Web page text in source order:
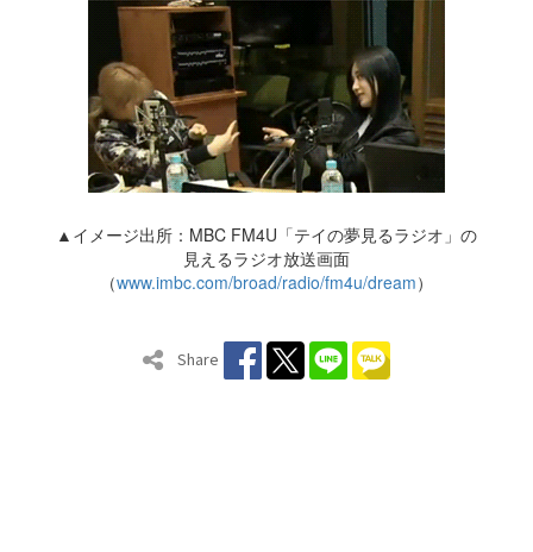
▲イメージ出所：MBC FM4U「テイの夢見るラジオ」の
見えるラジオ放送画面
（www.imbc.com/broad/radio/fm4u/dream）
Share